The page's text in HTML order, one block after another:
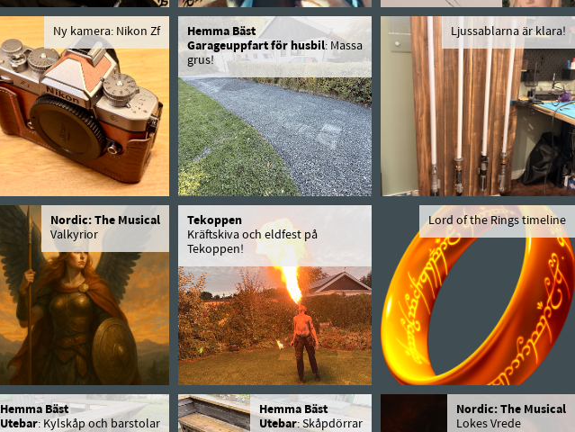
Ny kamera: Nikon Zf
Hemma Bäst
Garageuppfart för husbil: Massa
grus!
Ljussablarna är klara!
Nordic: The Musical
Valkyrior
Tekoppen
Kräftskiva och eldfest på
Tekoppen!
Lord of the Rings timeline
Hemma Bäst
Utebar: Kylskåp och barstolar
Hemma Bäst
Utebar: Skåpdörrar
Nordic: The Musical
Lokes Vrede